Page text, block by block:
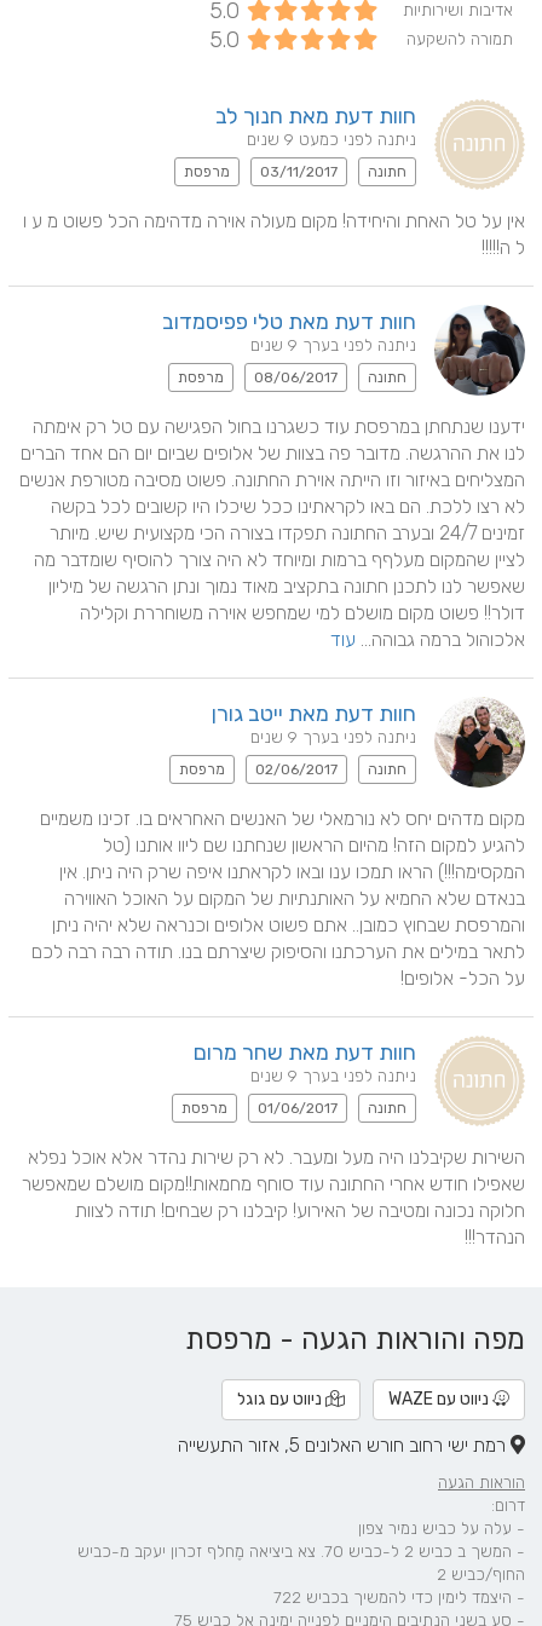
אדיבות ושירותיות 5.0
תמורה להשקעה 5.0
חוות דעת מאת חנוך לב
ניתנה לפני כמעט 9 שנים
חתונה 03/11/2017 מרפסת
ל ה!!!!!
חוות דעת מאת טלי פפיסמדוב
ניתנה לפני בערך 9 שנים
חתונה 08/06/2017 מרפסת
אלכוהול ברמה גבוהה... עוד
חוות דעת מאת ייטב גורן
ניתנה לפני בערך 9 שנים
חתונה 02/06/2017 מרפסת
על הכל- אלופים!
חוות דעת מאת שחר מרום
ניתנה לפני בערך 9 שנים
חתונה 01/06/2017 מרפסת
הנהדר!!!
מפה והוראות הגעה - מרפסת
ניווט עם WAZE ניווט עם גוגל
רמת ישי רחוב חורש האלונים 5, אזור התעשייה
הוראות הגעה
דרום:
- עלה על כביש נמיר צפון
- המשך ב כביש 2 ל-כביש 70. צא ביציאה מֶחלף זכרון יעקב מ-כביש
החוף/כביש 2
- היצמד לימין כדי להמשיך בכביש 722
- סע בשני הנתיבים הימניים לפנייה ימינה אל כביש 75